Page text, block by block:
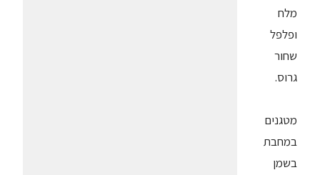
מלח
ופלפל
שחור
גרוס.
מטגנים
במחבת
בשמן